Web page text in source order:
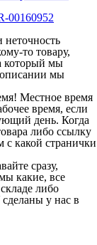
00160952
то товару,
который мы
мы
Местное время
время, если
день. Когда
либо ссылку
с какой странички
сразу,
какие, все
либо
у нас в